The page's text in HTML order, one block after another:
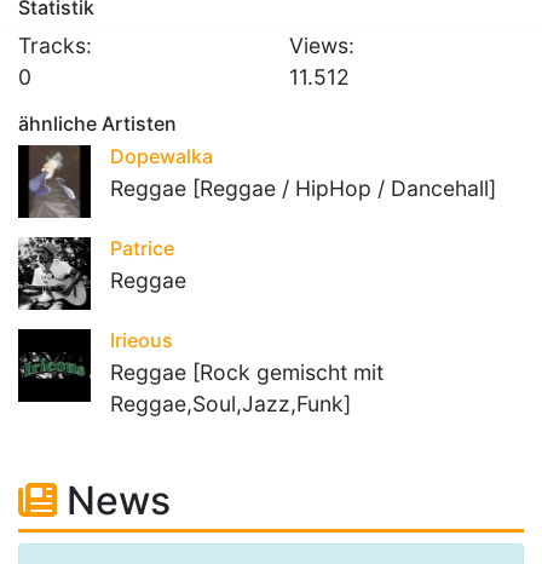
Statistik
Tracks:
0
Views:
11.512
ähnliche Artisten
Dopewalka
Reggae [Reggae / HipHop / Dancehall]
Patrice
Reggae
Irieous
Reggae [Rock gemischt mit
Reggae,Soul,Jazz,Funk]
News